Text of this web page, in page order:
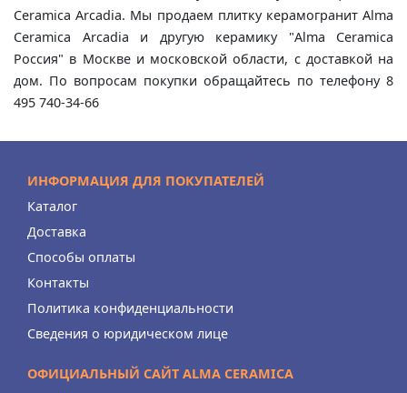
Ceramica Arcadia. Мы продаем плитку керамогранит Alma
Ceramica Arcadia и другую керамику "Alma Ceramica
Россия" в Москве и московской области, с доставкой на
дом. По вопросам покупки обращайтесь по телефону 8
495 740-34-66
ИНФОРМАЦИЯ ДЛЯ ПОКУПАТЕЛЕЙ
Каталог
Доставка
Способы оплаты
Контакты
Политика конфиденциальности
Сведения о юридическом лице
ОФИЦИАЛЬНЫЙ САЙТ ALMA CERAMICA